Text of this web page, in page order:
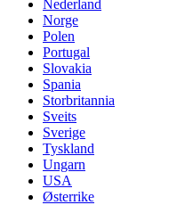
Nederland
Norge
Polen
Portugal
Slovakia
Spania
Storbritannia
Sveits
Sverige
Tyskland
Ungarn
USA
Østerrike